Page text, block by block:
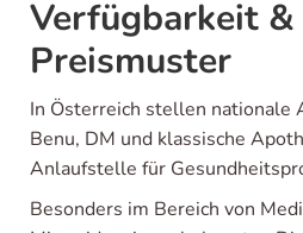
Verfügbarkeit &
Preismuster
In Österreich stellen nationale
Benu, DM und klassische
Anlaufstelle für
Besonders im Bereich von